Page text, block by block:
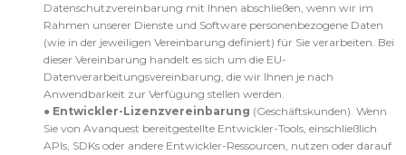
Datenschutzvereinbarung mit Ihnen abschließen, wenn wir im
Rahmen unserer Dienste und Software personenbezogene Daten
(wie in der jeweiligen Vereinbarung definiert) für Sie verarbeiten. Bei
dieser Vereinbarung handelt es sich um die EU-
Datenverarbeitungsvereinbarung, die wir Ihnen je nach
Anwendbarkeit zur Verfügung stellen werden.
● Entwickler-Lizenzvereinbarung (Geschäftskunden). Wenn
Sie von Avanquest bereitgestellte Entwickler-Tools, einschließlich
APIs, SDKs oder andere Entwickler-Ressourcen, nutzen oder darauf